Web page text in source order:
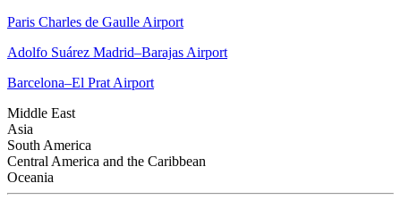
Paris Charles de Gaulle Airport
Adolfo Suárez Madrid–Barajas Airport
Barcelona–El Prat Airport
Middle East
Asia
South America
Central America and the Caribbean
Oceania